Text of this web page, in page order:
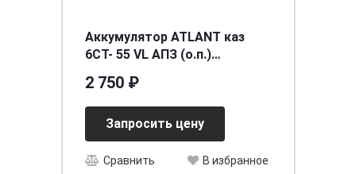
Аккумулятор ATLANT каз
6СТ- 55 VL АПЗ (о.п.)
2 750 ₽
Запросить цену
Сравнить В избранное